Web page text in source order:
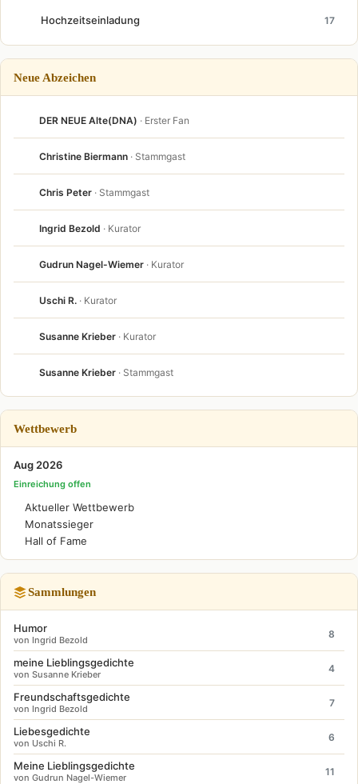
Hochzeitseinladung 17
Neue Abzeichen
DER NEUE Alte(DNA) · Erster Fan
Christine Biermann · Stammgast
Chris Peter · Stammgast
Ingrid Bezold · Kurator
Gudrun Nagel-Wiemer · Kurator
Uschi R. · Kurator
Susanne Krieber · Kurator
Susanne Krieber · Stammgast
Wettbewerb
Aug 2026
Einreichung offen
Aktueller Wettbewerb
Monatssieger
Hall of Fame
Sammlungen
Humor
von Ingrid Bezold
8
meine Lieblingsgedichte
von Susanne Krieber
4
Freundschaftsgedichte
von Ingrid Bezold
7
Liebesgedichte
von Uschi R.
6
Meine Lieblingsgedichte
von Gudrun Nagel-Wiemer
11